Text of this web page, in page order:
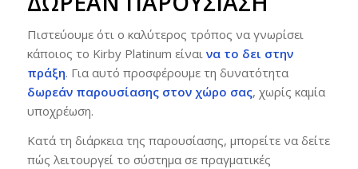
Πιστεύουμε ότι ο καλύτερος τρόπος να γνωρίσει
κάποιος το Kirby Platinum είναι να το δει στην
πράξη. Για αυτό προσφέρουμε τη δυνατότητα
δωρεάν παρουσίασης στον χώρο σας, χωρίς καμία
υποχρέωση.
Κατά τη διάρκεια της παρουσίασης, μπορείτε να δείτε
πώς λειτουργεί το σύστημα σε πραγματικές